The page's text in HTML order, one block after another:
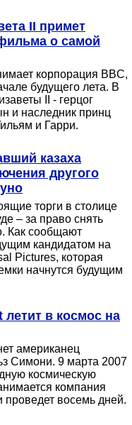
II примет
о самой
корпорация BBC,
будущего лета. В
II - герцог
и наследник принц
и Гарри.
казаха
другого
торги в столице
– за право снять
Как сообщают
кандидатом на
Pictures, которая
начнутся будущим
в космос на
американец
Симони. 9 марта 2007
космическую
компания
восемь дней.